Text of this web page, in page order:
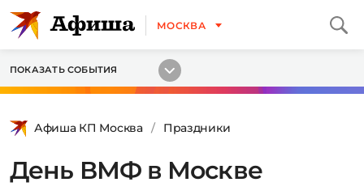
МОСКВА
ПОКАЗАТЬ СОБЫТИЯ
Афиша КП Москва Праздники
День ВМФ в Москве